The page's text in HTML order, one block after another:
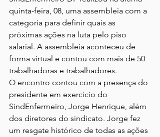
quinta-feira, 08, uma assembleia com a
categoria para definir quais as
próximas ações na luta pelo piso
salarial. A assembleia aconteceu de
forma virtual e contou com mais de 50
trabalhadoras e trabalhadores.
O encontro contou com a presença do
presidente em exercício do
SindEnfermeiro, Jorge Henrique, além
dos diretores do sindicato. Jorge fez
um resgate histórico de todas as ações